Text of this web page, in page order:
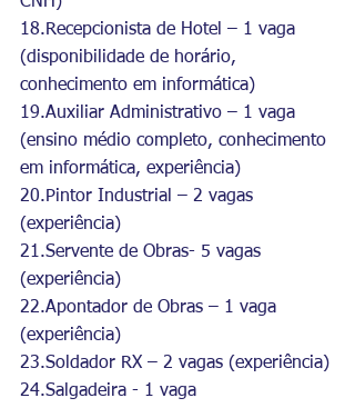
18.Recepcionista de Hotel – 1 vaga
(disponibilidade de horário,
conhecimento em informática)
19.Auxiliar Administrativo – 1 vaga
(ensino médio completo, conhecimento
em informática, experiência)
20.Pintor Industrial – 2 vagas
(experiência)
21.Servente de Obras- 5 vagas
(experiência)
22.Apontador de Obras – 1 vaga
(experiência)
23.Soldador RX – 2 vagas (experiência)
24.Salgadeira - 1 vaga